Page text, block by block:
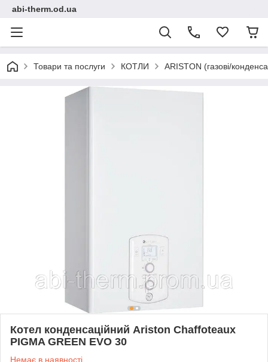
abi-therm.od.ua
Товари та послуги КОТЛИ ARISTON (газові/
Котел конденсаційний Ariston Chaffoteaux
PIGMA GREEN EVO 30
Немає в наявності